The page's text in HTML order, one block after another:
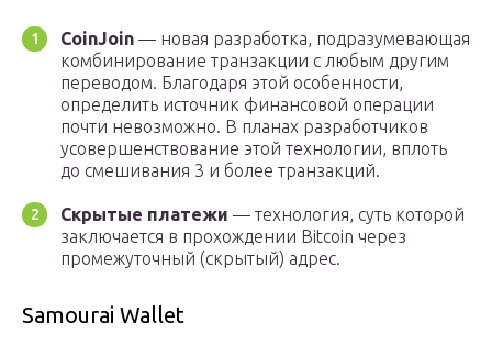
CoinJoin — новая разработка, подразумевающая
комбинирование транзакции с любым другим
переводом. Благодаря этой особенности,
определить источник финансовой операции
почти невозможно. В планах разработчиков
усовершенствование этой технологии, вплоть
до смешивания 3 и более транзакций.
Скрытые платежи — технология, суть которой
заключается в прохождении Bitcoin через
промежуточный (скрытый) адрес.
Samourai Wallet